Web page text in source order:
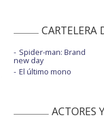
CARTELERA
Spider-man: Brand
new day
El último mono
ACTORES